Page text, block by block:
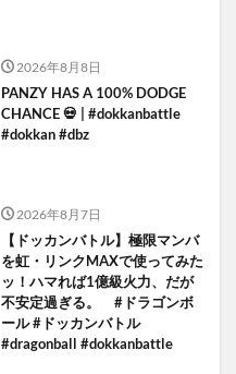
2026年8月8日
PANZY HAS A 100% DODGE
CHANCE 💀 | #dokkanbattle
#dokkan #dbz
2026年8月7日
【ドッカンバトル】極限マンバ
を虹・リンクMAXで使ってみた
ッ！ハマれば1億級火力、だが
不安定過ぎる。 #ドラゴンボ
ール #ドッカンバトル
#dragonball #dokkanbattle